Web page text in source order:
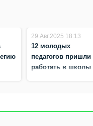
29.Авг.2025 18:13
12 молодых
педагогов пришли
работать в школы